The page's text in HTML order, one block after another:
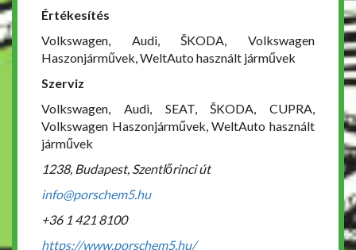
Értékesítés
Volkswagen, Audi, ŠKODA, Volkswagen
Haszonjárművek, WeltAuto használt járművek
Szerviz
Volkswagen, Audi, SEAT, ŠKODA, CUPRA,
Volkswagen Haszonjárművek, WeltAuto használt
járművek
1238, Budapest, Szentlőrinci út
info@porschem5.hu
+36 1 421 8100
https://www.porschem5.hu/